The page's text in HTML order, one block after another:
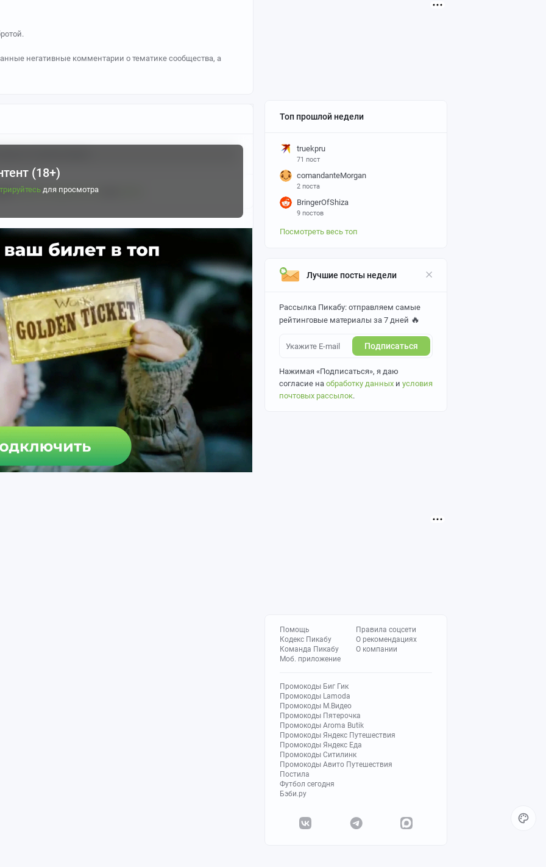
Топ прошлой недели
truekpru
71 пост
comandanteMorgan
2 поста
BringerOfShiza
9 постов
Посмотреть весь топ
Лучшие посты недели
Рассылка Пикабу: отправляем самые
рейтинговые материалы за 7 дней 🔥
Подписаться
Нажимая «Подписаться», я даю
согласие на обработку данных и условия
почтовых рассылок.
Помощь
Кодекс Пикабу
Команда Пикабу
Моб. приложение
Правила соцсети
О рекомендациях
О компании
Промокоды Биг Гик
Промокоды Lamoda
Промокоды М.Видео
Промокоды Пятерочка
Промокоды Aroma Butik
Промокоды Яндекс Путешествия
Промокоды Яндекс Еда
Промокоды Ситилинк
Промокоды Авито Путешествия
Постила
Футбол сегодня
Бэби.ру
негативные комментарии о тематике сообщества, а
art" и имена персонажей, за исключением постов связанных
так, как вашей душе будет угодно). За вопрос "а
Вы незамедлительно отправитесь в бан.
персонажа в целях троллинга пользователей.
можно, но только если не будет акцента на половых
(18+)
для просмотра
зарегистрироваться